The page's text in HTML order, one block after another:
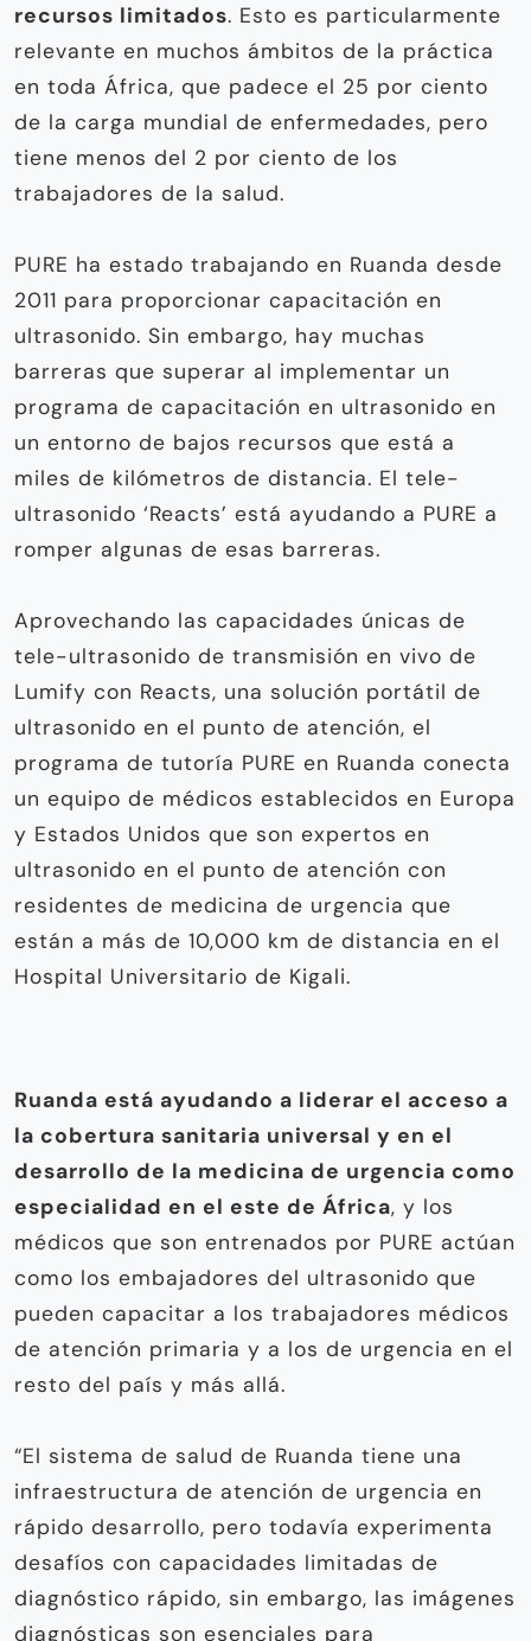
recursos limitados. Esto es particularmente
relevante en muchos ámbitos de la práctica
en toda África, que padece el 25 por ciento
de la carga mundial de enfermedades, pero
tiene menos del 2 por ciento de los
trabajadores de la salud.
PURE ha estado trabajando en Ruanda desde
2011 para proporcionar capacitación en
ultrasonido. Sin embargo, hay muchas
barreras que superar al implementar un
programa de capacitación en ultrasonido en
un entorno de bajos recursos que está a
miles de kilómetros de distancia. El tele-
ultrasonido ‘Reacts’ está ayudando a PURE a
romper algunas de esas barreras.
Aprovechando las capacidades únicas de
tele-ultrasonido de transmisión en vivo de
Lumify con Reacts, una solución portátil de
ultrasonido en el punto de atención, el
programa de tutoría PURE en Ruanda conecta
un equipo de médicos establecidos en Europa
y Estados Unidos que son expertos en
ultrasonido en el punto de atención con
residentes de medicina de urgencia que
están a más de 10,000 km de distancia en el
Hospital Universitario de Kigali.
Ruanda está ayudando a liderar el acceso a
la cobertura sanitaria universal y en el
desarrollo de la medicina de urgencia como
especialidad en el este de África, y los
médicos que son entrenados por PURE actúan
como los embajadores del ultrasonido que
pueden capacitar a los trabajadores médicos
de atención primaria y a los de urgencia en el
resto del país y más allá.
“El sistema de salud de Ruanda tiene una
infraestructura de atención de urgencia en
rápido desarrollo, pero todavía experimenta
desafíos con capacidades limitadas de
diagnóstico rápido, sin embargo, las imágenes
diagnósticas son esenciales para